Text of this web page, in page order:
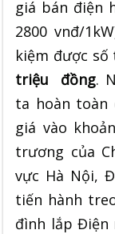
giá bán điện
2800 vnđ/
kiệm được số
triệu đồng.
ta hoàn toàn
giá vào
trương của
vực Hà Nội,
tiến hành
đình lắp Điện